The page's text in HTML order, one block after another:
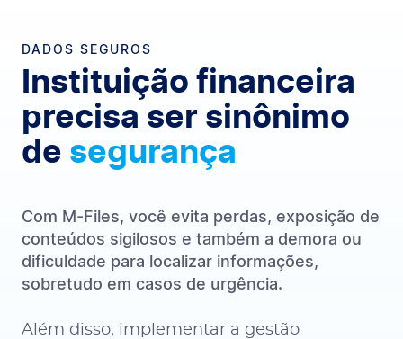
DADOS SEGUROS
Instituição financeira
precisa ser sinônimo
de segurança
Com M-Files, você evita perdas, exposição de
conteúdos sigilosos e também a demora ou
dificuldade para localizar informações,
sobretudo em casos de urgência.
Além disso, implementar a gestão